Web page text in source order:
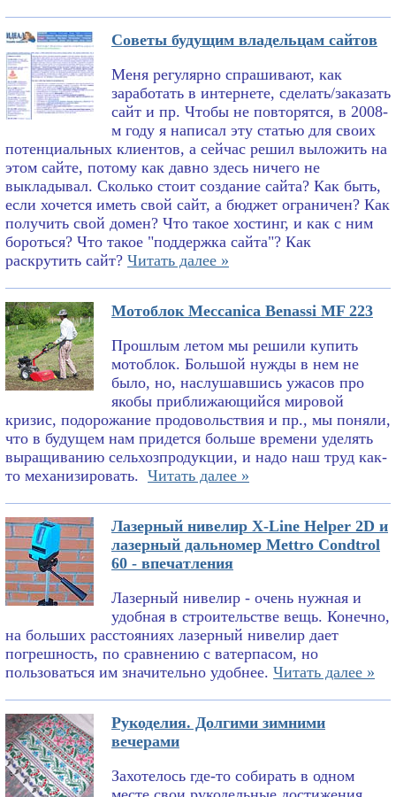
Советы будущим владельцам сайтов
Меня регулярно спрашивают, как
заработать в интернете, сделать/заказать
сайт и пр. Чтобы не повторятся, в 2008-
м году я написал эту статью для своих
потенциальных клиентов, а сейчас решил выложить на
этом сайте, потому как давно здесь ничего не
выкладывал. Сколько стоит создание сайта? Как быть,
если хочется иметь свой сайт, а бюджет ограничен? Как
получить свой домен? Что такое хостинг, и как с ним
бороться? Что такое "поддержка сайта"? Как
раскрутить сайт? Читать далее »
Мотоблок Meccanica Benassi MF 223
Прошлым летом мы решили купить
мотоблок. Большой нужды в нем не
было, но, наслушавшись ужасов про
якобы приближающийся мировой
кризис, подорожание продовольствия и пр., мы поняли,
что в будущем нам придется больше времени уделять
выращиванию сельхозпродукции, и надо наш труд как-
то механизировать. Читать далее »
Лазерный нивелир X-Line Helper 2D и
лазерный дальномер Mettro Condtrol
60 - впечатления
Лазерный нивелир - очень нужная и
удобная в строительстве вещь. Конечно,
на больших расстояниях лазерный нивелир дает
погрешность, по сравнению с ватерпасом, но
пользоваться им значительно удобнее. Читать далее »
Рукоделия. Долгими зимними
вечерами
Захотелось где-то собирать в одном